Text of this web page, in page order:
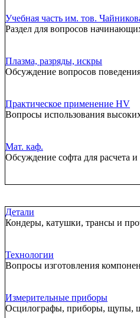
Учебная часть им. тов.
Раздел для вопросов
Плазма, разряды, искры
Обсуждение вопросов
Практическое применение HV
Вопросы использования
Мат. каф.
Обсуждение софта для расчета
Детали
Кондеры, катушки, трансы и
Технологии
Вопросы изготовления
Измерительные приборы
Осцилографы, приборы, щупы,